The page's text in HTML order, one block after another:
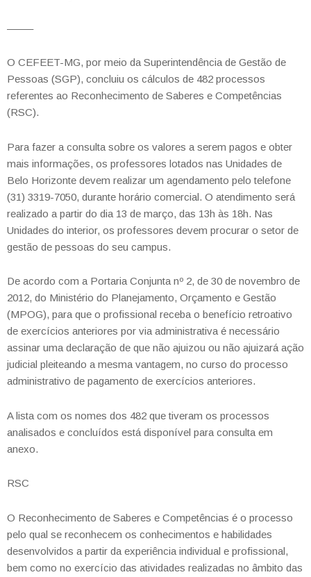
——–
O CEFEET-MG, por meio da Superintendência de Gestão de
Pessoas (SGP), concluiu os cálculos de 482 processos
referentes ao Reconhecimento de Saberes e Competências
(RSC).
Para fazer a consulta sobre os valores a serem pagos e obter
mais informações, os professores lotados nas Unidades de
Belo Horizonte devem realizar um agendamento pelo telefone
(31) 3319-7050, durante horário comercial. O atendimento será
realizado a partir do dia 13 de março, das 13h às 18h. Nas
Unidades do interior, os professores devem procurar o setor de
gestão de pessoas do seu campus.
De acordo com a Portaria Conjunta nº 2, de 30 de novembro de
2012, do Ministério do Planejamento, Orçamento e Gestão
(MPOG), para que o profissional receba o benefício retroativo
de exercícios anteriores por via administrativa é necessário
assinar uma declaração de que não ajuizou ou não ajuizará ação
judicial pleiteando a mesma vantagem, no curso do processo
administrativo de pagamento de exercícios anteriores.
A lista com os nomes dos 482 que tiveram os processos
analisados e concluídos está disponível para consulta em
anexo.
RSC
O Reconhecimento de Saberes e Competências é o processo
pelo qual se reconhecem os conhecimentos e habilidades
desenvolvidos a partir da experiência individual e profissional,
bem como no exercício das atividades realizadas no âmbito das